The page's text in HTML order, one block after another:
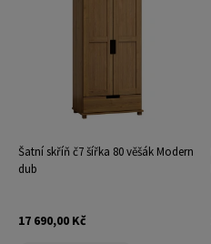
Šatní skříň č7 šířka 80 věšák Modern
dub
17 690,00 Kč